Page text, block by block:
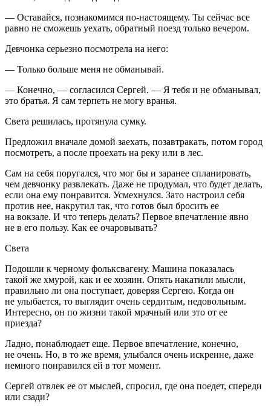
— Оставайся, познакомимся по-настоящему. Ты сейчас все
равно не сможешь уехать, обратный поезд только вечером.
Девчонка серьезно посмотрела на него:
— Только больше меня не обманывай.
— Конечно, — согласился Сергей. — Я тебя и не обманывал,
это братья. Я сам терпеть не могу вранья.
Света решилась, протянула сумку.
Предложил вначале домой заехать, позавтракать, потом город
посмотреть, а после проехать на реку или в лес.
Сам на себя поругался, что мог бы и заранее спланировать,
чем девчонку развлекать. Даже не продумал, что будет делать,
если она ему понравится. Усмехнулся. Зато настроил себя
против нее, накрутил так, что готов был бросить ее
на вокзале. И что теперь делать? Первое впечатление явно
не в его пользу. Как ее очаровывать?
Света
Подошли к черному фольксвагену. Машина показалась
такой же хмурой, как и ее хозяин. Опять накатили мысли,
правильно ли она поступает, доверяя Сергею. Когда он
не улыбается, то выглядит очень сердитым, недовольным.
Интересно, он по жизни такой мрачный или это от ее
приезда?
Ладно, понаблюдает еще. Первое впечатление, конечно,
не очень. Но, в то же время, улыбался очень искренне, даже
немного понравился ей в тот момент.
Сергей отвлек ее от мыслей, спросил, где она поедет, спереди
или сзади?